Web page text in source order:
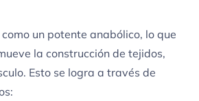
un potente anabólico, lo que
la construcción de tejidos,
Esto se logra a través de